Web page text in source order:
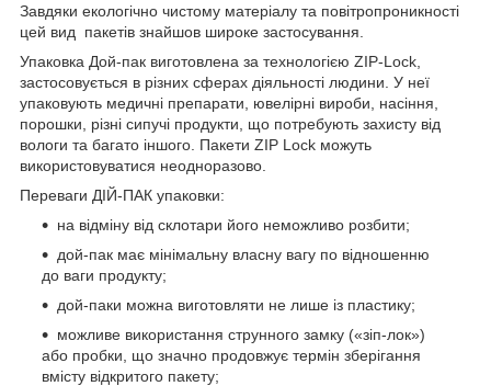
Завдяки екологічно чистому матеріалу та повітропроникності
цей вид пакетів знайшов широке застосування.
Упаковка Дой-пак виготовлена ​​за технологією ZIP-Lock,
застосовується в різних сферах діяльності людини. У неї
упаковують медичні препарати, ювелірні вироби, насіння,
порошки, різні сипучі продукти, що потребують захисту від
вологи та багато іншого. Пакети ZIP Lock можуть
використовуватися неодноразово.
Переваги ДІЙ-ПАК упаковки:
на відміну від склотари його неможливо розбити;
дой-пак має мінімальну власну вагу по відношенню
до ваги продукту;
дой-паки можна виготовляти не лише із пластику;
можливе використання струнного замку («зіп-лок»)
або пробки, що значно продовжує термін зберігання
вмісту відкритого пакету;